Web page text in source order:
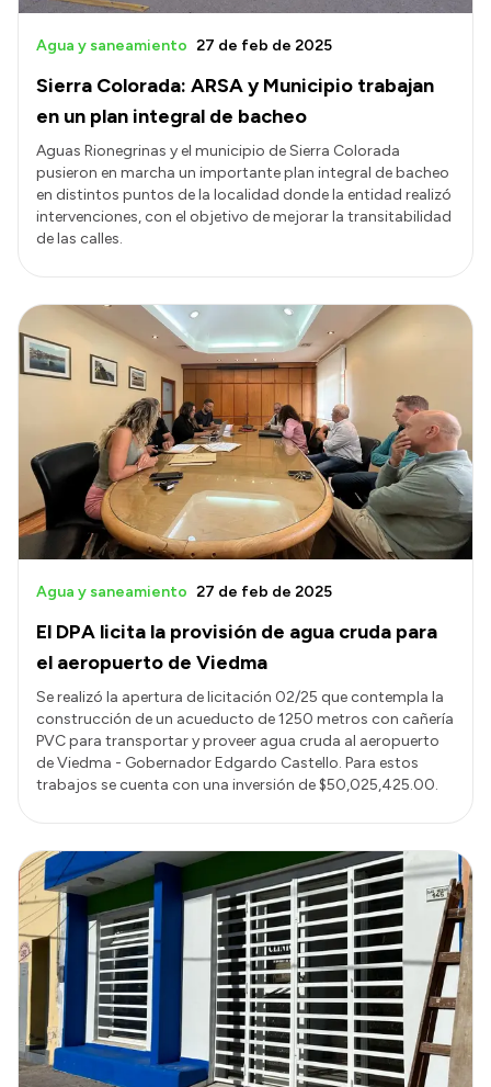
Sierra Colorada: ARSA y Municipio trabajan
en un plan integral de bacheo
Agua y saneamiento 27 de feb de 2025
Aguas Rionegrinas y el municipio de Sierra Colorada
pusieron en marcha un importante plan integral de bacheo
en distintos puntos de la localidad donde la entidad realizó
intervenciones, con el objetivo de mejorar la transitabilidad
de las calles.
El DPA licita la provisión de agua cruda para
el aeropuerto de Viedma
Agua y saneamiento 27 de feb de 2025
Se realizó la apertura de licitación 02/25 que contempla la
construcción de un acueducto de 1250 metros con cañería
PVC para transportar y proveer agua cruda al aeropuerto
de Viedma - Gobernador Edgardo Castello. Para estos
trabajos se cuenta con una inversión de $50,025,425.00.